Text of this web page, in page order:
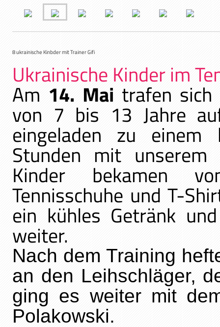
8 ukrainische Kinbder mit Trainer Gifi
Ukrainische Kinder im
Am 14. Mai trafen
von 7 bis 13 Jahre
eingeladen zu einem
Stunden mit unserem
Kinder bekamen
Tennisschuhe und T-
ein kühles Getränk
weiter.
Nach dem Training
an den Leihschläger,
ging es weiter mit
Polakowski.